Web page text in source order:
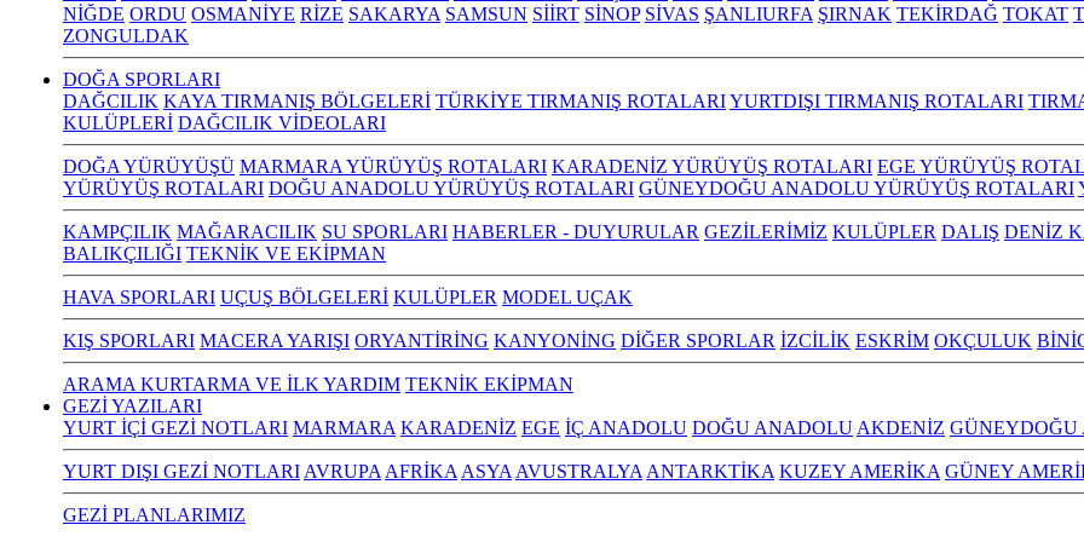
NİĞDE ORDU OSMANİYE RİZE SAKARYA SAMSUN SİİRT SİNOP SİVAS ŞANLIURFA ŞIRNAK TEKİRDAĞ TOKAT
ZONGULDAK
DOĞA SPORLARI
DAĞCILIK KAYA TIRMANIŞ BÖLGELERİ TÜRKİYE TIRMANIŞ ROTALARIYURTDIŞI TIRMANIŞ ROTALARI
KULÜPLERİ DAĞCILIK VİDEOLARI
DOĞA YÜRÜYÜŞÜ MARMARA YÜRÜYÜŞ ROTALARI KARADENİZ YÜRÜYÜŞ ROTALARI EGE YÜRÜYÜŞ
YÜRÜYÜŞ ROTALARI DOĞU ANADOLU YÜRÜYÜŞ ROTALARI GÜNEYDOĞU ANADOLU YÜRÜYÜŞ ROTALARI
KAMPÇILIK MAĞARACILIK SU SPORLARI HABERLER - DUYURULAR GEZİLERİMİZ KULÜPLER DALIŞ DENİZ
BALIKÇILIĞI TEKNİK VE EKİPMAN
HAVA SPORLARI UÇUŞ BÖLGELERİ KULÜPLER MODEL UÇAK
KIŞ SPORLARI MACERA YARIŞI ORYANTİRİNG KANYONİNG DİĞER SPORLAR İZCİLİK ESKRİM OKÇULUK
ARAMA KURTARMA VE İLK YARDIM TEKNİK EKİPMAN
GEZİ YAZILARI
YURT İÇİ GEZİ NOTLARI MARMARA KARADENİZ EGE İÇ ANADOLU DOĞU ANADOLU AKDENİZ
YURT DIŞI GEZİ NOTLARI AVRUPA AFRİKA ASYA AVUSTRALYA ANTARKTİKA KUZEY AMERİKA GÜNEY
GEZİ PLANLARIMIZ